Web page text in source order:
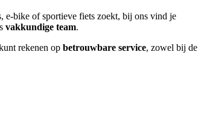
e-bike of sportieve fiets zoekt, bij ons vind je
vakkundige team.
rekenen op betrouwbare service, zowel bij de